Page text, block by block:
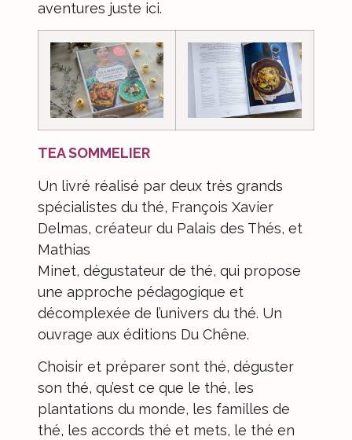
aventures juste ici.
TEA SOMMELIER
Un livré réalisé par deux très grands
spécialistes du thé, François Xavier
Delmas, créateur du Palais des Thés, et
Mathias
Minet, dégustateur de thé, qui propose
une approche pédagogique et
décomplexée de l’univers du thé. Un
ouvrage aux éditions Du Chêne.
Choisir et préparer sont thé, déguster
son thé, qu’est ce que le thé, les
plantations du monde, les familles de
thé, les accords thé et mets, le thé en